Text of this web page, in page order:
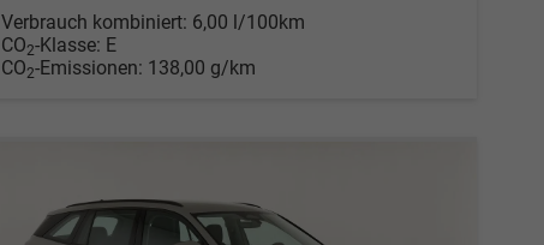
Verbrauch kombiniert: 6,00 l/100km
CO2-Klasse: E
CO2-Emissionen: 138,00 g/km